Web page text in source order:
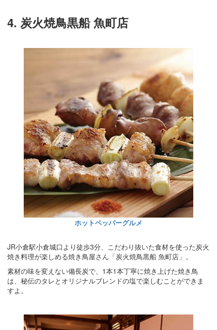
4. 炭火焼鳥黒船 魚町店
ホットペッパーグルメ
JR小倉駅小倉城口より徒歩3分、こだわり抜いた食材を使った炭火
焼き料理が楽しめる焼き鳥屋さん「炭火焼鳥黒船 魚町店」。
素材の味を変えない備長炭で、1本1本丁寧に焼き上げた焼き鳥
は、秘伝のタレとオリジナルブレンドの塩で楽しむことができま
すよ。